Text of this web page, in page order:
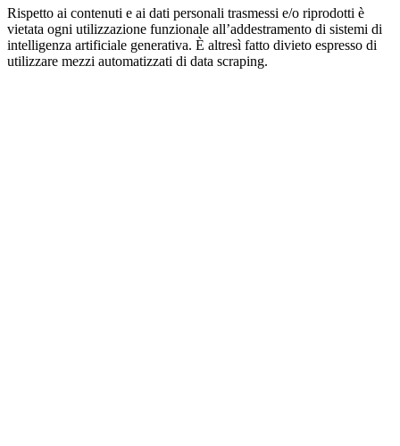
Rispetto ai contenuti e ai dati personali trasmessi e/o riprodotti è
vietata ogni utilizzazione funzionale all’addestramento di sistemi di
intelligenza artificiale generativa. È altresì fatto divieto espresso di
utilizzare mezzi automatizzati di data scraping.